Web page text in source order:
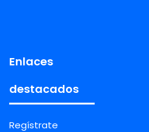
Enlaces
destacados
Regístrate